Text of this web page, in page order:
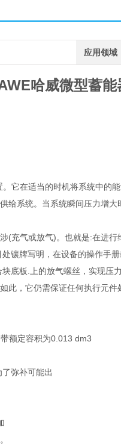
应用领域
哈威微型蓄
它在适当的时机将系统中的
给系统。当系统瞬间压力增
(充气或放气)。也就是:在进
镶牌写明，在设备的操作手
底板.上的放气螺丝，实现压
此，它仍需保证任何执行元件
额定容积为0.013 dm3
弥补可能出